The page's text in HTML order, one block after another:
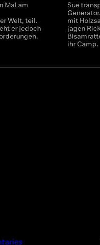
Mal am
Welt, teil.
er jedoch
Sue
mit
jagen
ihr Camp.